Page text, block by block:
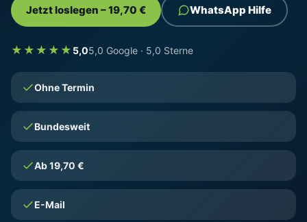
Jetzt loslegen – 19,70 € WhatsApp Hilfe
★★★★★ 5,05,0 Google · 5,0 Sterne
Ohne Termin
Bundesweit
Ab 19,70 €
E-Mail